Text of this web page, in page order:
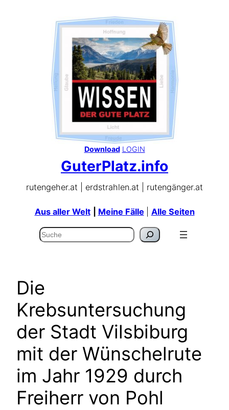
Download LOGIN
GuterPlatz.info
rutengeher.at | erdstrahlen.at | rutengänger.at
Aus aller Welt Meine Fälle Alle Seiten
Suchen
Die
Krebsuntersuchung
der Stadt Vilsbiburg
mit der Wünschelrute
im Jahr 1929 durch
Freiherr von Pohl